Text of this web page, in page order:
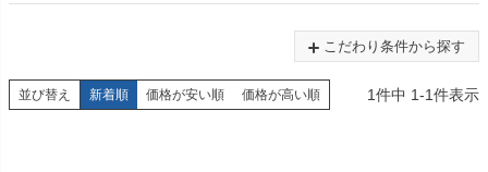
こだわり条件から探す
並び替え 新着順 価格が安い順 価格が高い順 1件中 1-1件表示